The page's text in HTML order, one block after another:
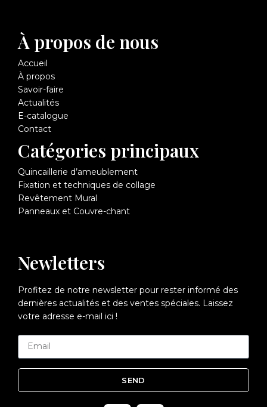
À propos de nous
Accueil
À propos
Savoir-faire
Actualités
E-catalogue
Contact
Catégories principaux
Quincaillerie d’ameublement
Fixation et techniques de collage
Revêtement Mural
Panneaux et Couvre-chant
Newletters
Profitez de notre newsletter pour rester informé des
dernières actualités et des ventes spéciales. Laissez
votre adresse e-mail ici !
SEND